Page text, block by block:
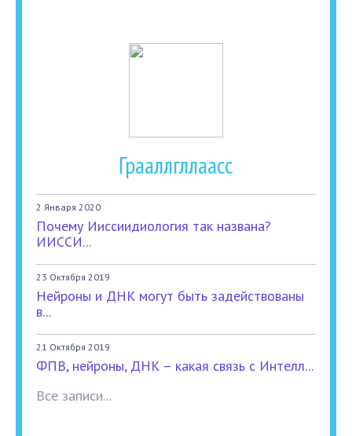
Грааллгллаасс
2 Января 2020
Почему Ииссиидиология так названа?
ИИССИ...
23 Октября 2019
Нейроны и ДНК могут быть задействованы
в...
21 Октября 2019
ФПВ, нейроны, ДНК – какая связь с Интелл...
Все записи...